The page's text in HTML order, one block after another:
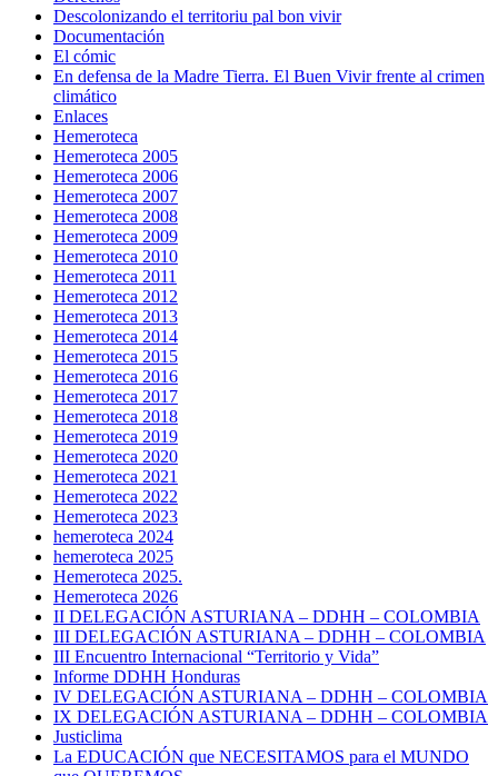
Descolonizando el territoriu pal bon vivir
Documentación
El cómic
En defensa de la Madre Tierra. El Buen Vivir frente al crimen
climático
Enlaces
Hemeroteca
Hemeroteca 2005
Hemeroteca 2006
Hemeroteca 2007
Hemeroteca 2008
Hemeroteca 2009
Hemeroteca 2010
Hemeroteca 2011
Hemeroteca 2012
Hemeroteca 2013
Hemeroteca 2014
Hemeroteca 2015
Hemeroteca 2016
Hemeroteca 2017
Hemeroteca 2018
Hemeroteca 2019
Hemeroteca 2020
Hemeroteca 2021
Hemeroteca 2022
Hemeroteca 2023
hemeroteca 2024
hemeroteca 2025
Hemeroteca 2025.
Hemeroteca 2026
II DELEGACIÓN ASTURIANA – DDHH – COLOMBIA
III DELEGACIÓN ASTURIANA – DDHH – COLOMBIA
III Encuentro Internacional “Territorio y Vida”
Informe DDHH Honduras
IV DELEGACIÓN ASTURIANA – DDHH – COLOMBIA
IX DELEGACIÓN ASTURIANA – DDHH – COLOMBIA
Justiclima
La EDUCACIÓN que NECESITAMOS para el MUNDO